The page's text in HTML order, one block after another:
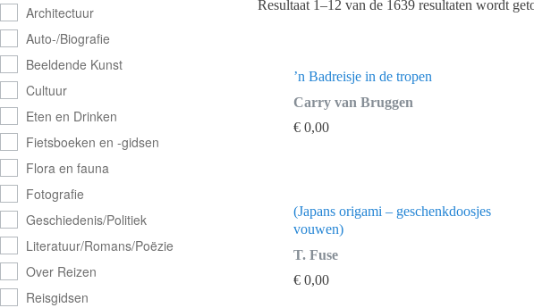
Resultaat 1–12 van de 1639 resultaten wordt
’n Badreisje in de tropen
Carry van Bruggen
€ 0,00
(Japans origami – geschenkdoosjes
vouwen)
T. Fuse
€ 0,00
Architectuur
Auto-/Biografie
Beeldende Kunst
Cultuur
Eten en Drinken
Fietsboeken en -gidsen
Flora en fauna
Fotografie
Geschiedenis/Politiek
Literatuur/Romans/Poëzie
Over Reizen
Reisgidsen